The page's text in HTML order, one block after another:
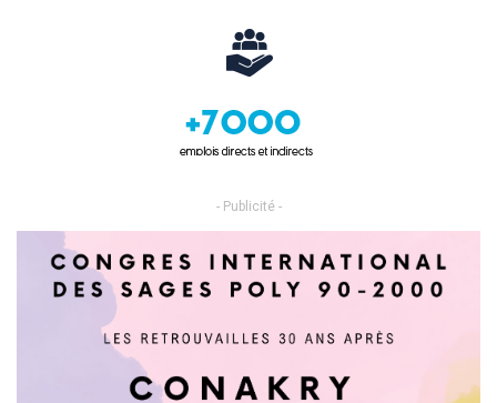
- Publicité -